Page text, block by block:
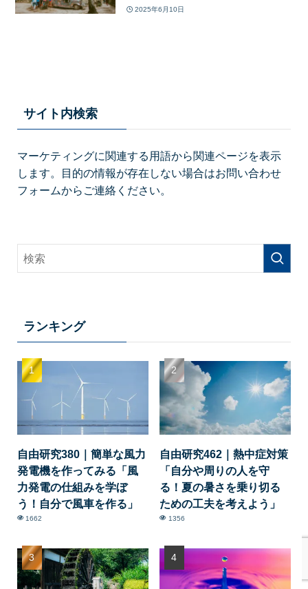
2025年6月10日
サイト内検索
マーケティングに関連する用語から関連ページを表示
します。目的の情報が存在しない場合はお問い合わせ
フォームからご連絡ください。
ランキング
自由研究380｜簡単な風力
発電機を作ってみる「風
力発電の仕組みを学ぼ
う！自分で風車を作る」
1662
自由研究462｜熱中症対策
「自分や周りの人を守
る！夏の暑さを乗り切る
ための工夫を考えよう」
1356